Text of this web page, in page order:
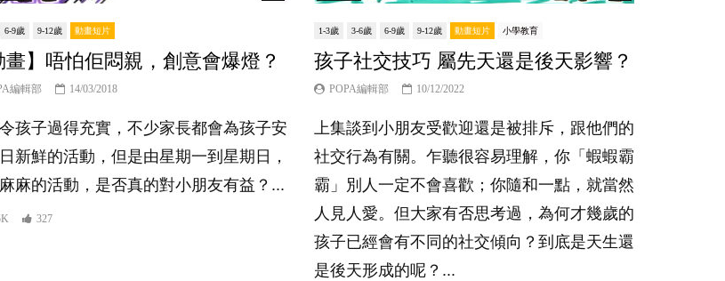
6-9歲 9-12歲 動畫短片
畫】唔怕佢悶親，創意會爆燈？
編輯部 14/03/2018
孩子過得充實，不少家長都會為孩子安
新鮮的活動，但是由星期一到星期日，
麻的活動，是否真的對小朋友有益？...
327
1-3歲 3-6歲 6-9歲 9-12歲 動畫短片 小學教育
孩子社交技巧 屬先天還是後天影響？
POPA編輯部 10/12/2022
上集談到小朋友受歡迎還是被排斥，跟他們的
社交行為有關。乍聽很容易理解，你「蝦蝦霸
霸」別人一定不會喜歡；你隨和一點，就當然
人見人愛。但大家有否思考過，為何才幾歲的
孩子已經會有不同的社交傾向？到底是天生還
是後天形成的呢？...